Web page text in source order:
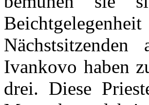
Ivankovo haben
drei. Diese